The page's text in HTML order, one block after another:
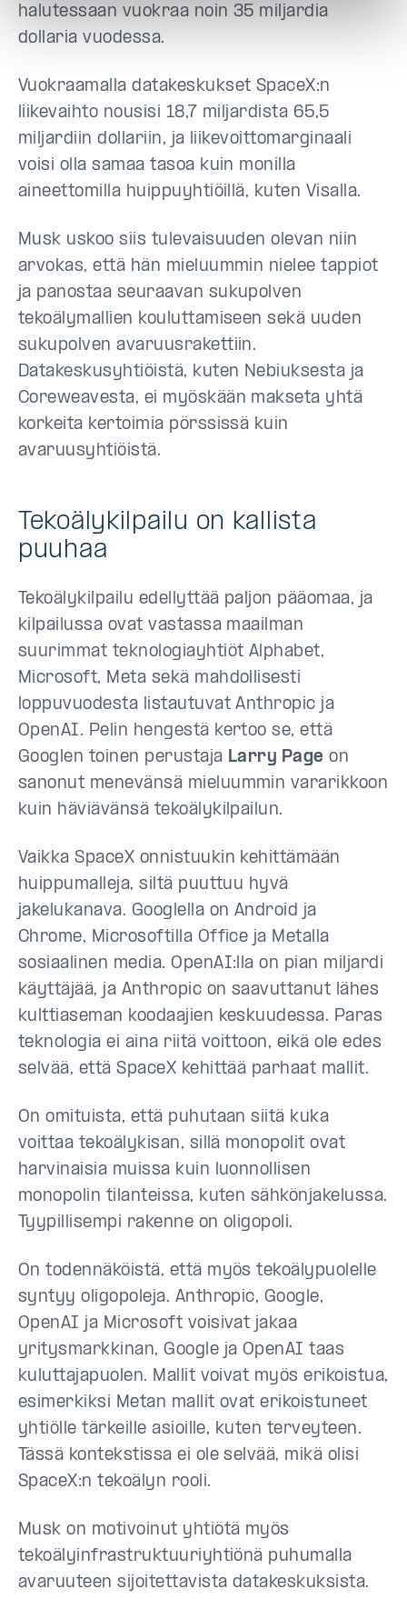
halutessaan vuokraa noin 35 miljardia
dollaria vuodessa.
Vuokraamalla datakeskukset SpaceX:n
liikevaihto nousisi 18,7 miljardista 65,5
miljardiin dollariin, ja liikevoittomarginaali
voisi olla samaa tasoa kuin monilla
aineettomilla huippuyhtiöillä, kuten Visalla.
Musk uskoo siis tulevaisuuden olevan niin
arvokas, että hän mieluummin nielee tappiot
ja panostaa seuraavan sukupolven
tekoälymallien kouluttamiseen sekä uuden
sukupolven avaruusrakettiin.
Datakeskusyhtiöistä, kuten Nebiuksesta ja
Coreweavesta, ei myöskään makseta yhtä
korkeita kertoimia pörssissä kuin
avaruusyhtiöistä.
Tekoälykilpailu on kallista
puuhaa
Tekoälykilpailu edellyttää paljon pääomaa, ja
kilpailussa ovat vastassa maailman
suurimmat teknologiayhtiöt Alphabet,
Microsoft, Meta sekä mahdollisesti
loppuvuodesta listautuvat Anthropic ja
OpenAI. Pelin hengestä kertoo se, että
Googlen toinen perustaja Larry Page on
sanonut menevänsä mieluummin vararikkoon
kuin häviävänsä tekoälykilpailun.
Vaikka SpaceX onnistuukin kehittämään
huippumalleja, siltä puuttuu hyvä
jakelukanava. Googlella on Android ja
Chrome, Microsoftilla Office ja Metalla
sosiaalinen media. OpenAI:lla on pian miljardi
käyttäjää, ja Anthropic on saavuttanut lähes
kulttiaseman koodaajien keskuudessa. Paras
teknologia ei aina riitä voittoon, eikä ole edes
selvää, että SpaceX kehittää parhaat mallit.
On omituista, että puhutaan siitä kuka
voittaa tekoälykisan, sillä monopolit ovat
harvinaisia muissa kuin luonnollisen
monopolin tilanteissa, kuten sähkönjakelussa.
Tyypillisempi rakenne on oligopoli.
On todennäköistä, että myös tekoälypuolelle
syntyy oligopoleja. Anthropic, Google,
OpenAI ja Microsoft voisivat jakaa
yritysmarkkinan, Google ja OpenAI taas
kuluttajapuolen. Mallit voivat myös erikoistua,
esimerkiksi Metan mallit ovat erikoistuneet
yhtiölle tärkeille asioille, kuten terveyteen.
Tässä kontekstissa ei ole selvää, mikä olisi
SpaceX:n tekoälyn rooli.
Musk on motivoinut yhtiötä myös
tekoälyinfrastruktuuriyhtiönä puhumalla
avaruuteen sijoitettavista datakeskuksista.